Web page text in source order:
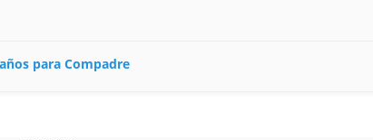
para Compadre